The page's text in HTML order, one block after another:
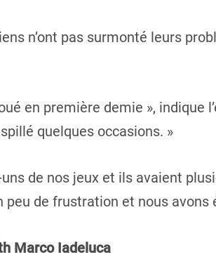
n’ont pas surmonté leurs
en première demie », indique
quelques occasions. »
de nos jeux et ils avaient
peu de frustration et nous avons
Marco Iadeluca